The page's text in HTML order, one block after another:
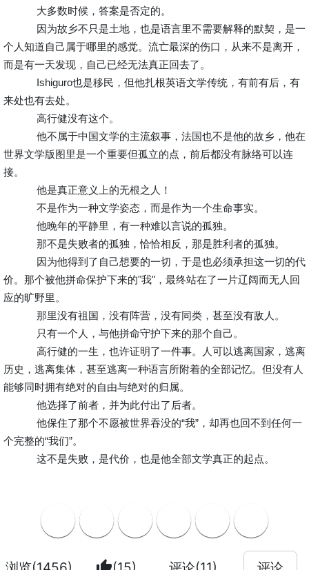
大多数时候，答案是否定的。
因为故乡不只是土地，也是语言里不需要解释的默契，是一
个人知道自己属于哪里的感觉。流亡最深的伤口，从来不是离开，
而是有一天发现，自己已经无法真正回去了。
Ishiguro也是移民，但他扎根英语文学传统，有前有后，有
来处也有去处。
高行健没有这个。
他不属于中国文学的主流叙事，法国也不是他的故乡，他在
世界文学版图里是一个重要但孤立的点，前后都没有脉络可以连
接。
他是真正意义上的无根之人！
不是作为一种文学姿态，而是作为一个生命事实。
他晚年的平静里，有一种难以言说的孤独。
那不是失败者的孤独，恰恰相反，那是胜利者的孤独。
因为他得到了自己想要的一切，于是也必须承担这一切的代
价。那个被他拼命保护下来的"我"，最终站在了一片辽阔而无人回
应的旷野里。
那里没有祖国，没有阵营，没有同类，甚至没有敌人。
只有一个人，与他拼命守护下来的那个自己。
高行健的一生，也许证明了一件事。人可以逃离国家，逃离
历史，逃离集体，甚至逃离一种语言所附着的全部记忆。但没有人
能够同时拥有绝对的自由与绝对的归属。
他选择了前者，并为此付出了后者。
他保住了那个不愿被世界吞没的“我”，却再也回不到任何一
个完整的“我们”。
这不是失败，是代价，也是他全部文学真正的起点。
thumb_up